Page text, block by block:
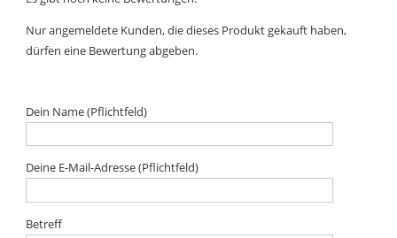
Nur angemeldete Kunden, die dieses Produkt gekauft haben,
dürfen eine Bewertung abgeben.
Dein Name (Pflichtfeld)
Deine E-Mail-Adresse (Pflichtfeld)
Betreff